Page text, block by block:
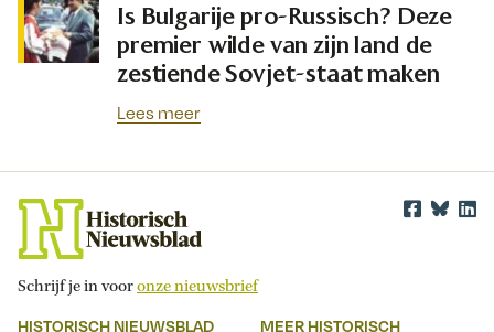
Is Bulgarije pro-Russisch? Deze
premier wilde van zijn land de
zestiende Sovjet-staat maken
Lees meer
Schrijf je in vooronze nieuwsbrief
HISTORISCH NIEUWSBLAD MEER HISTORISCH